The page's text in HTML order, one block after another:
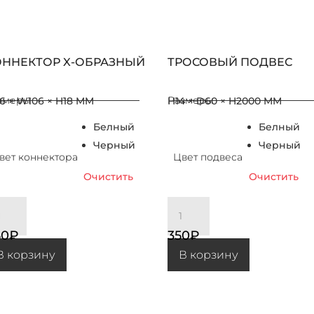
X-ОБРАЗНЫЙ
× W106 × H18 MM
коннектора
Белный
Черный
Очистить
корзину
₽
ТРОСОВЫЙ ПОДВЕС
Размеры
H14 × D60 × H2000 MM
Цвет подвеса
Белный
Черный
Очистить
В корзину
350₽